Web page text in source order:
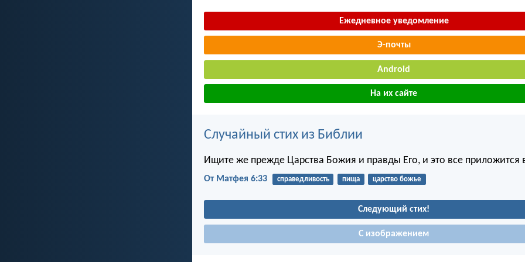
Ежедневное уведомление
Э-почты
Android
На их сайте
Случайный стих из Библии
Ищите же прежде Царства Божия и правды Его, и это все приложится
От Матфея 6:33 справедливость пища царство божье
Следующий стих!
С изображением